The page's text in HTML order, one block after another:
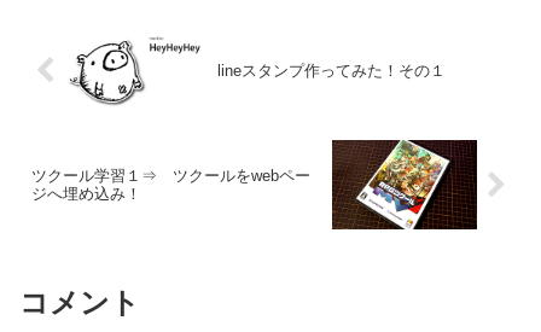
lineスタンプ作ってみた！その１
ツクール学習１⇒ ツクールをwebペー
ジへ埋め込み！
コメント